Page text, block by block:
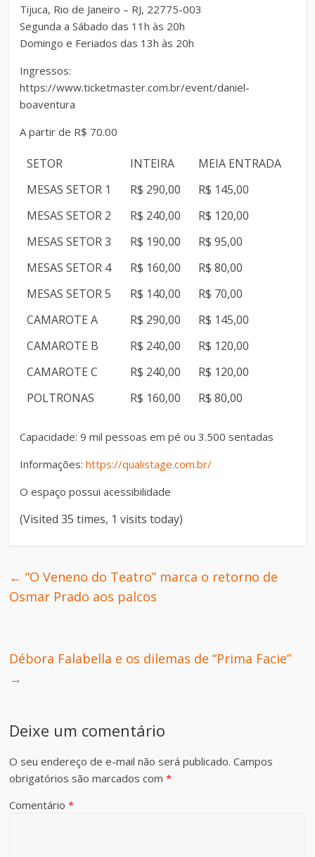
Tijuca, Rio de Janeiro – RJ, 22775-003
Segunda a Sábado das 11h às 20h
Domingo e Feriados das 13h às 20h
Ingressos:
https://www.ticketmaster.com.br/event/daniel-
boaventura
A partir de R$ 70.00
SETOR INTEIRA
MEIA ENTRADA
MESAS SETOR 1
R$ 290,00
R$ 145,00
MESAS SETOR 2
R$ 240,00
R$ 120,00
MESAS SETOR 3
R$ 190,00
R$ 95,00
MESAS SETOR 4
R$ 160,00
R$ 80,00
MESAS SETOR 5
R$ 140,00
R$ 70,00
CAMAROTE A
R$ 290,00
R$ 145,00
CAMAROTE B
R$ 240,00
R$ 120,00
CAMAROTE C
R$ 240,00
R$ 120,00
POLTRONAS
R$ 160,00 R$ 80,00
Capacidade: 9 mil pessoas em pé ou 3.500 sentadas
Informações:https://qualistage.com.br/
O espaço possui acessibilidade
(Visited 35 times, 1 visits today)
← “O Veneno do Teatro” marca o retorno de
Osmar Prado aos palcos
Débora Falabella e os dilemas de “Prima Facie”
→
Deixe um comentário
O seu endereço de e-mail não será publicado. Campos
obrigatórios são marcados com*
Comentário*